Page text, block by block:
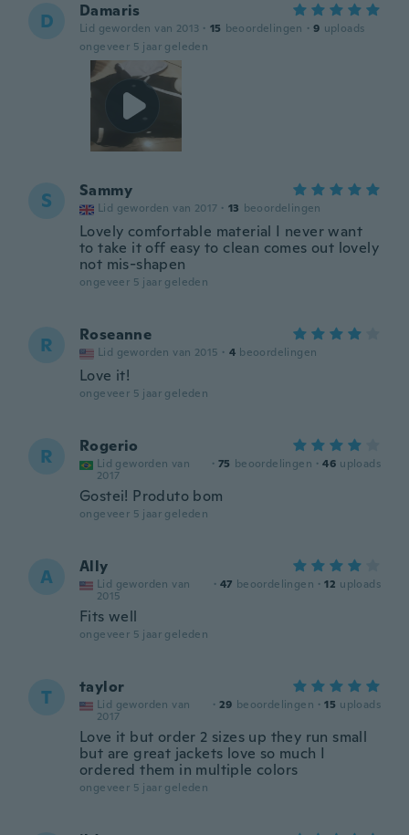
D Damaris
Lid geworden van 2013 · 15 beoordelingen · 9 uploads
ongeveer 5 jaar geleden
S Sammy
Lid geworden van 2017 · 13 beoordelingen
Lovely comfortable material I never want
to take it off easy to clean comes out lovely
not mis-shapen
ongeveer 5 jaar geleden
R Roseanne
Lid geworden van 2015 · 4 beoordelingen
Love it!
ongeveer 5 jaar geleden
R Rogerio
Lid geworden van
2017
· 75 beoordelingen · 46 uploads
Gostei! Produto bom
ongeveer 5 jaar geleden
A Ally
Lid geworden van
2015
· 47 beoordelingen · 12 uploads
Fits well
ongeveer 5 jaar geleden
T taylor
Lid geworden van
2017
· 29 beoordelingen · 15 uploads
Love it but order 2 sizes up they run small
but are great jackets love so much I
ordered them in multiple colors
ongeveer 5 jaar geleden